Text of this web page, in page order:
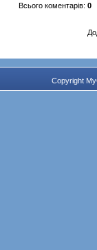
Всього коментарів: 0
Copyright